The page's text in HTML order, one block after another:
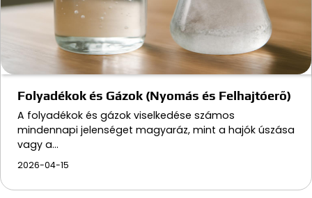
Folyadékok és Gázok (Nyomás és Felhajtóerő)
A folyadékok és gázok viselkedése számos
mindennapi jelenséget magyaráz, mint a hajók úszása
vagy a…
2026-04-15